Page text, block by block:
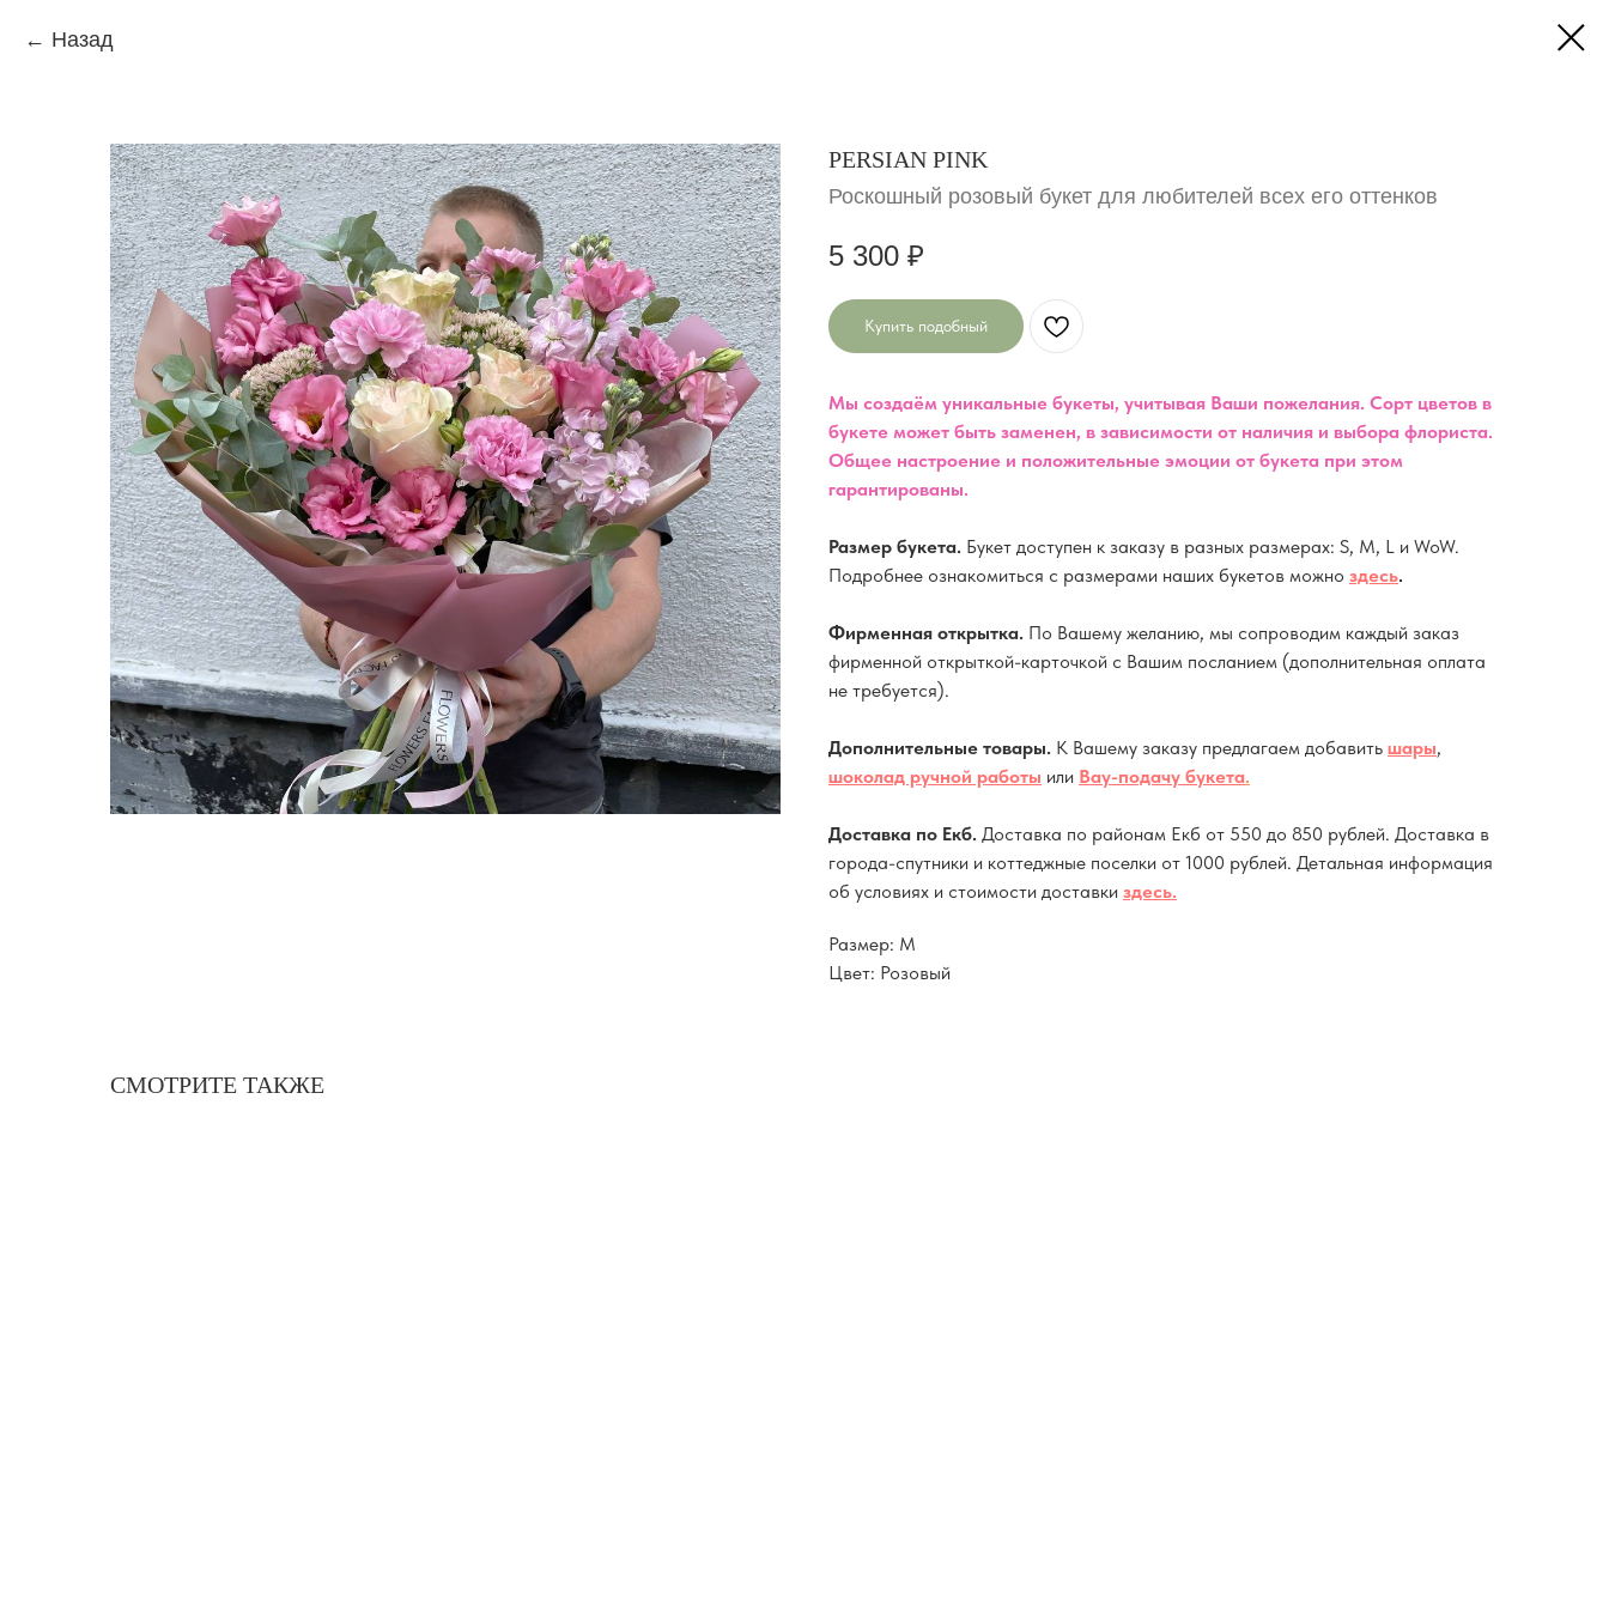
Назад
PERSIAN PINK
Роскошный розовый букет для любителей всех его оттенков
5 300 ₽
Купить подобный
Мы создаём уникальные букеты, учитывая Ваши пожелания. Сорт цветов в
букете может быть заменен, в зависимости от наличия и выбора флориста.
Общее настроение и положительные эмоции от букета при этом
гарантированы.
Размер букета. Букет доступен к заказу в разных размерах: S, M, L и WoW.
Подробнее ознакомиться с размерами наших букетов можно здесь.
Фирменная открытка. По Вашему желанию, мы сопроводим каждый заказ
фирменной открыткой-карточкой с Вашим посланием (дополнительная оплата
не требуется).
Дополнительные товары. К Вашему заказу предлагаем добавить шары,
шоколад ручной работы или Вау-подачу букета.
Доставка по Екб. Доставка по районам Екб от 550 до 850 рублей. Доставка в
города-спутники и коттеджные поселки от 1000 рублей. Детальная информация
об условиях и стоимости доставки здесь.
Размер: M
Цвет: Розовый
СМОТРИТЕ ТАКЖЕ